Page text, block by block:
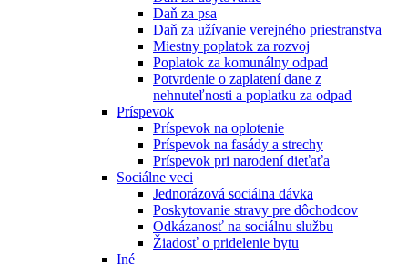
Daň za psa
Daň za užívanie verejného priestranstva
Miestny poplatok za rozvoj
Poplatok za komunálny odpad
Potvrdenie o zaplatení dane z
nehnuteľnosti a poplatku za odpad
Príspevok
Príspevok na oplotenie
Príspevok na fasády a strechy
Príspevok pri narodení dieťaťa
Sociálne veci
Jednorázová sociálna dávka
Poskytovanie stravy pre dôchodcov
Odkázanosť na sociálnu službu
Žiadosť o pridelenie bytu
Iné